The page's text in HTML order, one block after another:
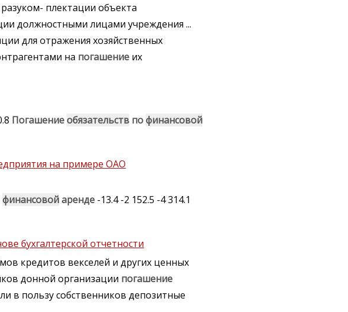
плектации объекта
должностными лицами учреждения ...
для отражения хозяйственных
на погашение их
Погашениеобязательств пофинансовой
на примере ОАО
финансовойаренде -13.4 -2 152.5 -4 314.1
бухгалтерской отчетности
кредитов векселей и других ценных
донной организации погашение
в пользу собственников депозитные